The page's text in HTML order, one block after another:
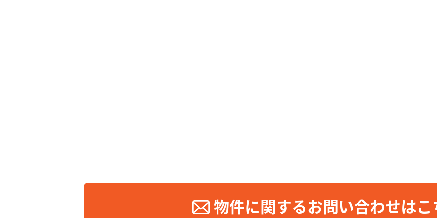
物件に関するお問い合わせはこ